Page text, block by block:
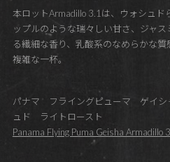
本ロットArmadillo 3.1は、ウォシュド
ップルのような瑞々しい甘さ、ジャ
る繊細な香り、乳酸系のなめらかな
複雑な一杯。
パナマ フライングピューマ ゲイ
ュド ライトロースト
Panama Flying Puma Geisha Armadillo